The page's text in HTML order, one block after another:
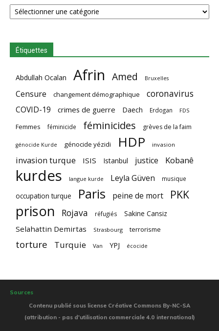
Catégories
Étiquettes
Abdullah Ocalan Afrin Amed Bruxelles
Censure changement démographique coronavirus
COVID-19 crimes de guerre Daech Erdogan FDS
Femmes féminicide féminicides grèves de la faim
génocide Kurde génocide yézidi HDP invasion
invasion turque ISIS Istanbul justice Kobanê
kurdes langue kurde Leyla Güven musique
occupation turque Paris peine de mort PKK
prison Rojava réfugiés Sakine Cansiz
Selahattin Demirtas Strasbourg terrorisme
torture Turquie Van YPJ écocide
Sources
Contenu publié sous license Créative Commons By-NC-SA
(attribution - pas d'utilisation commerciale 4.0 international)